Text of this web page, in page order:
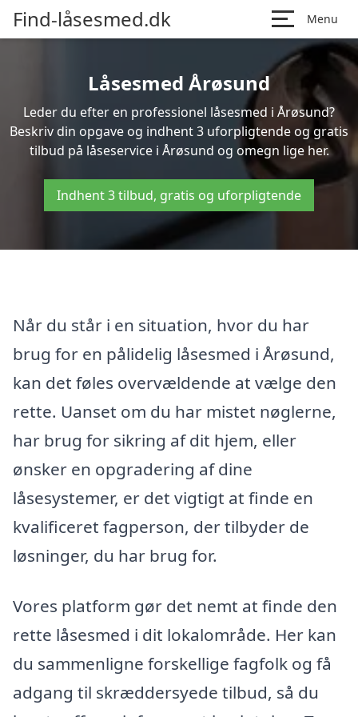
Find-låsesmed.dk Menu
Låsesmed Årøsund
Leder du efter en professionel låsesmed i Årøsund?
Beskriv din opgave og indhent 3 uforpligtende og gratis
tilbud på låseservice i Årøsund og omegn lige her.
Indhent 3 tilbud, gratis og uforpligtende
Når du står i en situation, hvor du har
brug for en pålidelig låsesmed i Årøsund,
kan det føles overvældende at vælge den
rette. Uanset om du har mistet nøglerne,
har brug for sikring af dit hjem, eller
ønsker en opgradering af dine
låsesystemer, er det vigtigt at finde en
kvalificeret fagperson, der tilbyder de
løsninger, du har brug for.
Vores platform gør det nemt at finde den
rette låsesmed i dit lokalområde. Her kan
du sammenligne forskellige fagfolk og få
adgang til skræddersyede tilbud, så du